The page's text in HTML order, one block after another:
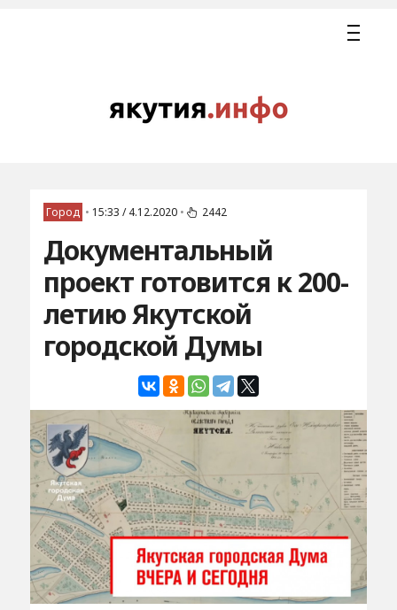
Город • 15:33 / 4.12.2020 • 2442
Документальный
проект готовится к 200-
летию Якутской
городской Думы